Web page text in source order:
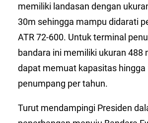
memiliki landasan dengan
30m sehingga mampu didarati
ATR 72-600. Untuk terminal
bandara ini memiliki ukuran 488
dapat memuat kapasitas hingga
penumpang per tahun.
Turut mendampingi Presiden